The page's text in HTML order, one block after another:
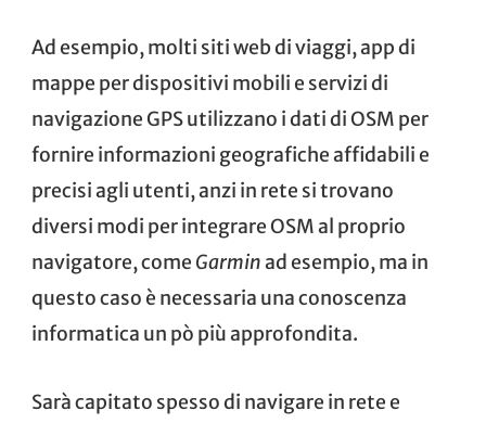
Ad esempio, molti siti web di viaggi, app di
mappe per dispositivi mobili e servizi di
navigazione GPS utilizzano i dati di OSM per
fornire informazioni geografiche affidabili e
precisi agli utenti, anzi in rete si trovano
diversi modi per integrareOSM al proprio
navigatore, come Garminad esempio, ma in
questo caso è necessaria una conoscenza
informatica un pò più approfondita.
Sarà capitato spesso di navigare in rete e